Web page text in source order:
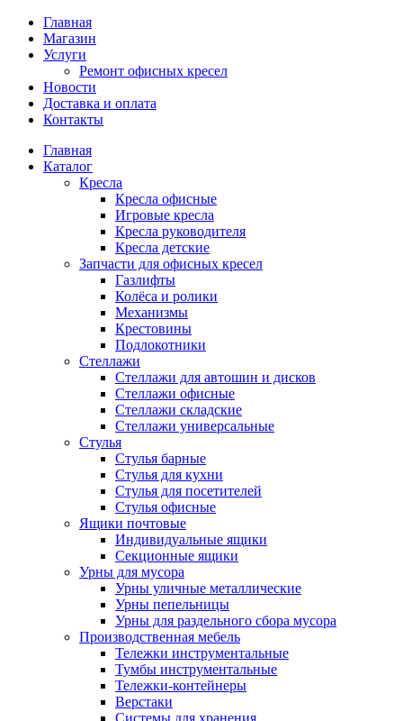
Главная
Магазин
Услуги
Ремонт офисных кресел
Новости
Доставка и оплата
Контакты
Главная
Каталог
Кресла
Кресла офисные
Игровые кресла
Кресла руководителя
Кресла детские
Запчасти для офисных кресел
Газлифты
Колёса и ролики
Механизмы
Крестовины
Подлокотники
Стеллажи
Стеллажи для автошин и дисков
Стеллажи офисные
Стеллажи складские
Стеллажи универсальные
Стулья
Стулья барные
Стулья для кухни
Стулья для посетителей
Стулья офисные
Ящики почтовые
Индивидуальные ящики
Секционные ящики
Урны для мусора
Урны уличные металлические
Урны пепельницы
Урны для раздельного сбора мусора
Производственная мебель
Тележки инструментальные
Тумбы инструментальные
Тележки-контейнеры
Верстаки
Системы для хранения